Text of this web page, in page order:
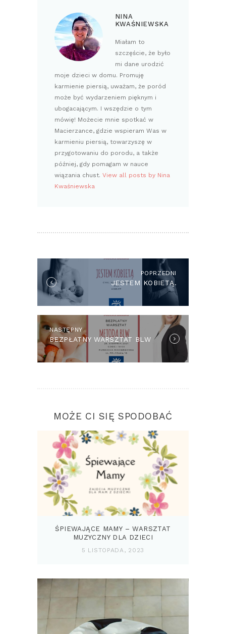
NINA
KWAŚNIEWSKA
Miałam to
szczęście, że było
mi dane urodzić
moje dzieci w domu. Promuję
karmienie piersią, uważam, że poród
może być wydarzeniem pięknym i
ubogacającym. I wszędzie o tym
mówię! Możecie mnie spotkać w
Macierzance, gdzie wspieram Was w
karmieniu piersią, towarzyszę w
przygotowaniu do porodu, a także
później, gdy pomagam w nauce
wiązania chust. View all posts by Nina
Kwaśniewska
POPRZEDNI
JESTEM KOBIETĄ.
NASTĘPNYNext
post:
BEZPŁATNY WARSZTAT BLW
MOŻE CI SIĘ SPODOBAĆ
ŚPIEWAJĄCE MAMY – WARSZTAT
MUZYCZNY DLA DZIECI
5 LISTOPADA, 2023